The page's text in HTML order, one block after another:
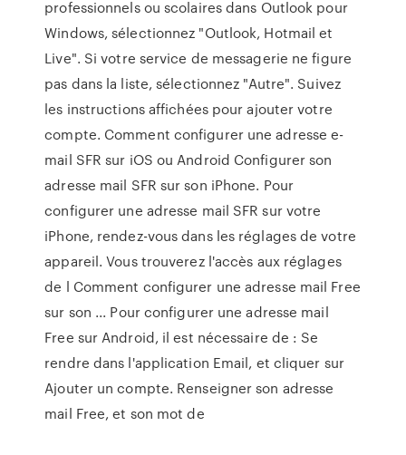
professionnels ou scolaires dans Outlook pour
Windows, sélectionnez "Outlook, Hotmail et
Live". Si votre service de messagerie ne figure
pas dans la liste, sélectionnez "Autre". Suivez
les instructions affichées pour ajouter votre
compte. Comment configurer une adresse e-
mail SFR sur iOS ou Android Configurer son
adresse mail SFR sur son iPhone. Pour
configurer une adresse mail SFR sur votre
iPhone, rendez-vous dans les réglages de votre
appareil. Vous trouverez l'accès aux réglages
de l Comment configurer une adresse mail Free
sur son ... Pour configurer une adresse mail
Free sur Android, il est nécessaire de : Se
rendre dans l'application Email, et cliquer sur
Ajouter un compte. Renseigner son adresse
mail Free, et son mot de